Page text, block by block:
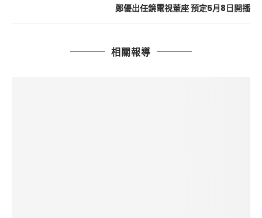
鄭優出任鏡電視董座 預定5月8日開播
相關報導